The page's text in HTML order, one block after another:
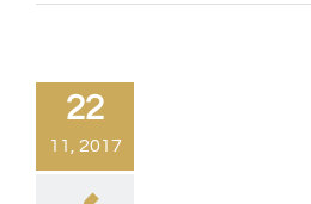
22
11, 2017